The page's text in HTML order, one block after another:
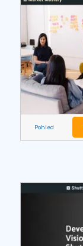
Pohled